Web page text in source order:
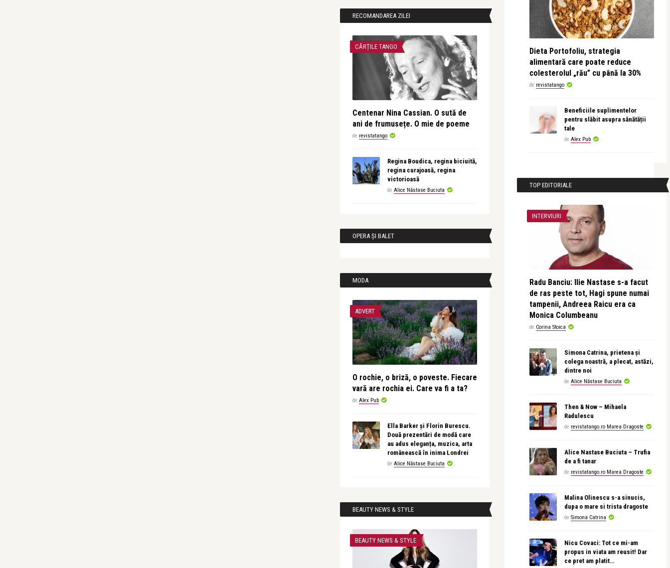
RECOMANDAREA ZILEI
CĂRȚILE TANGO
Centenar Nina Cassian. O sută de
ani de frumusețe. O mie de poeme
de revistatango
Regina Boudica, regina biciuită,
regina curajoasă, regina
victorioasă
de Alice Năstase Buciuta
OPERA ȘI BALET
MODA
ADVERT
O rochie, o briză, o poveste. Fiecare
vară are rochia ei. Care va fi a ta?
de Alex Pub
Ella Barker și Florin Burescu.
Două prezentări de modă care
au adus eleganța, muzica, arta
românească în inima Londrei
de Alice Năstase Buciuta
BEAUTY NEWS & STYLE
BEAUTY NEWS & STYLE
Dieta Portofoliu, strategia
alimentară care poate reduce
colesterolul „rău” cu până la 30%
de revistatango
Beneficiile suplimentelor
pentru slăbit asupra sănătății
tale
de Alex Pub
TOP EDITORIALE
INTERVIURI
Radu Banciu: Ilie Nastase s-a facut
de ras peste tot, Hagi spune numai
tampenii, Andreea Raicu era ca
Monica Columbeanu
de Corina Stoica
Simona Catrina, prietena și
colega noastră, a plecat, astăzi,
dintre noi
de Alice Năstase Buciuta
Then & Now – Mihaela
Radulescu
de revistatango.ro Marea Dragoste
Alice Nastase Buciuta – Trufia
de a fi tanar
de revistatango.ro Marea Dragoste
Malina Olinescu s-a sinucis,
dupa o mare si trista dragoste
de Simona Catrina
Nicu Covaci: Tot ce mi-am
propus in viata am reusit! Dar
ce pret am platit…